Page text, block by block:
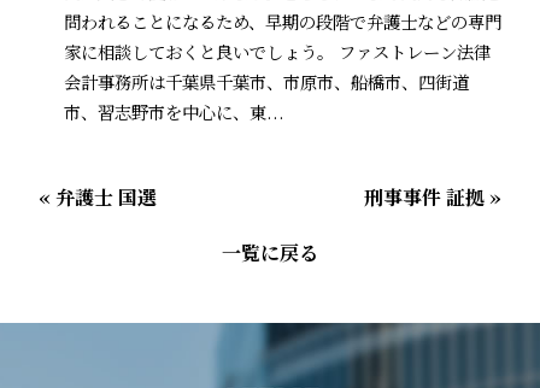
問われることになるため、早期の段階で弁護士などの専門
家に相談しておくと良いでしょう。 ファストレーン法律
会計事務所は千葉県千葉市、市原市、船橋市、四街道
市、習志野市を中心に、東...
« 弁護士 国選
刑事事件 証拠 »
一覧に戻る